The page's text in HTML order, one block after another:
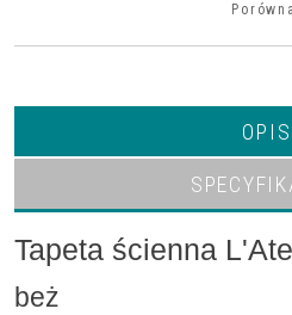
OPIS
Tapeta ścienna
beż